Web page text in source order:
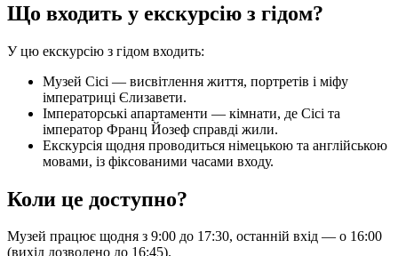
Що входить у екскурсію з гідом?
У цю екскурсію з гідом входить:
Музей Сісі — висвітлення життя, портретів і міфу
імператриці Єлизавети.
Імператорські апартаменти — кімнати, де Сісі та
імператор Франц Йозеф справді жили.
Екскурсія щодня проводиться німецькою та англійською
мовами, із фіксованими часами входу.
Коли це доступно?
Музей працює щодня з 9:00 до 17:30, останній вхід — о 16:00
(вихід дозволено до 16:45).